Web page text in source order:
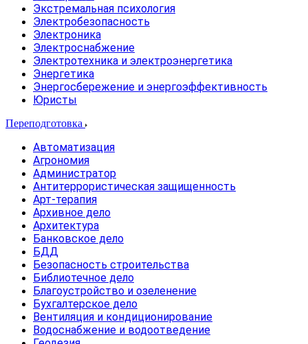
Экстремальная психология
Электробезопасность
Электроника
Электроснабжение
Электротехника и электроэнергетика
Энергетика
Энергосбережение и энергоэффективность
Юристы
Переподготовка
Автоматизация
Агрономия
Администратор
Антитеррористическая защищенность
Арт-терапия
Архивное дело
Архитектура
Банковское дело
БДД
Безопасность строительства
Библиотечное дело
Благоустройство и озеленение
Бухгалтерское дело
Вентиляция и кондиционирование
Водоснабжение и водоотведение